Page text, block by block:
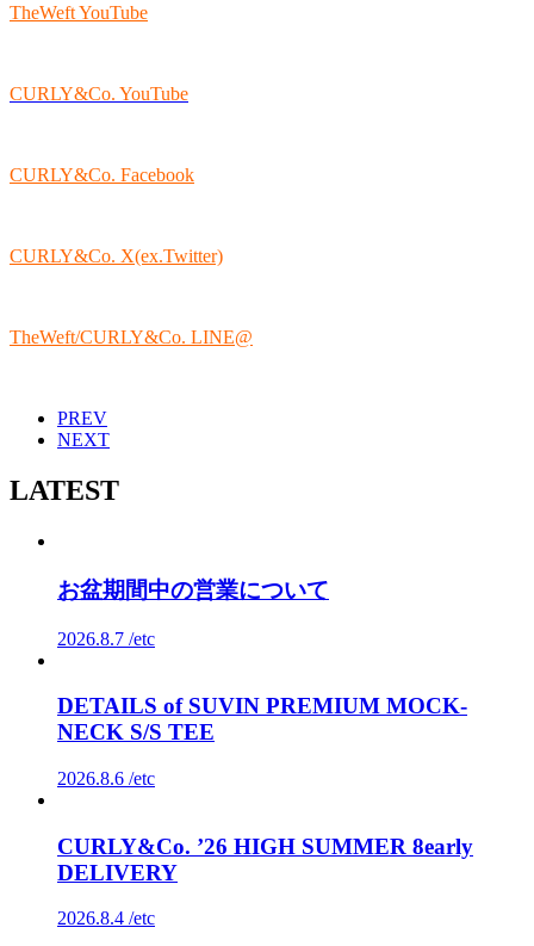
TheWeft YouTube
CURLY&Co. YouTube
CURLY&Co. Facebook
CURLY&Co. X(ex.Twitter)
TheWeft/CURLY&Co. LINE@
PREV
NEXT
LATEST
お盆期間中の営業について
2026.8.7 /etc
DETAILS of SUVIN PREMIUM MOCK-
NECK S/S TEE
2026.8.6 /etc
CURLY&Co. ’26 HIGH SUMMER 8early
DELIVERY
2026.8.4 /etc